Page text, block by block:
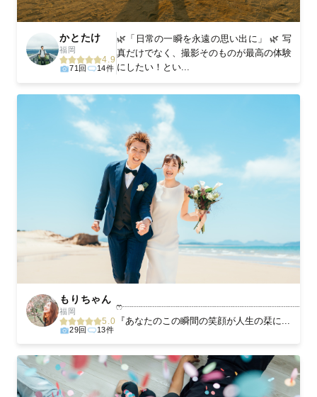
かとたけ
福岡
4.9
71回 14件
🌿「日常の一瞬を永遠の思い出に」 🌿 写
真だけでなく、撮影そのものが最高の体験
にしたい！とい...
もりちゃん
福岡
5.0
29回 13件
『あなたのこの瞬間の笑顔が人生の栞に...